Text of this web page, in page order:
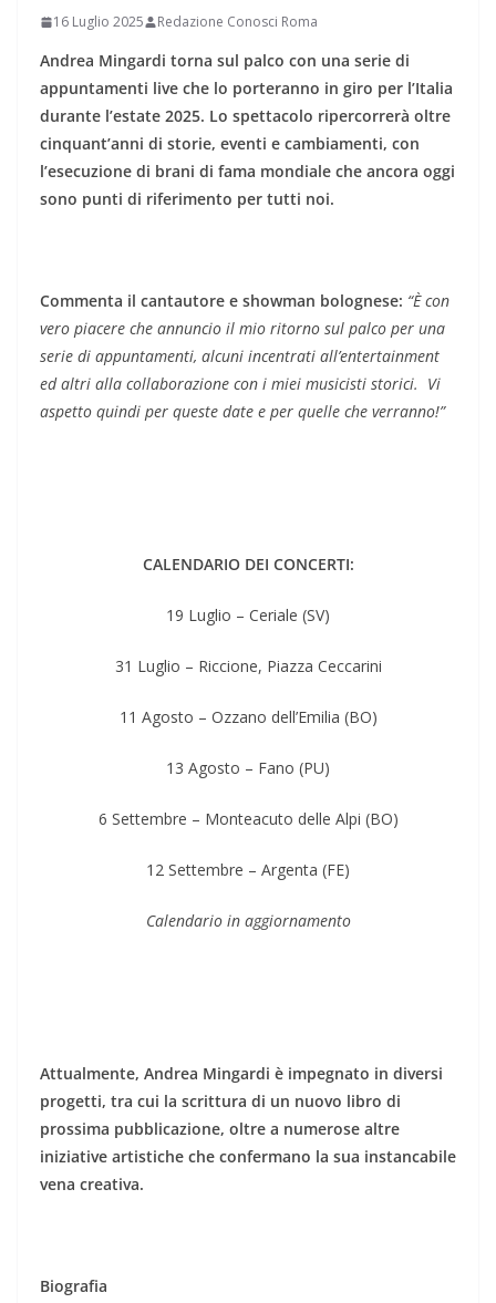
16 Luglio 2025 Redazione Conosci Roma
Andrea Mingardi torna sul palco con una serie di
appuntamenti live che lo porteranno in giro per l’Italia
durante l’estate 2025. Lo spettacolo ripercorrerà oltre
cinquant’anni di storie, eventi e cambiamenti, con
l’esecuzione di brani di fama mondiale che ancora oggi
sono punti di riferimento per tutti noi.
Commenta il cantautore e showman bolognese: “È con
vero piacere che annuncio il mio ritorno sul palco per una
serie di appuntamenti, alcuni incentrati all’entertainment
ed altri alla collaborazione con i miei musicisti storici. Vi
aspetto quindi per queste date e per quelle che verranno!”
CALENDARIO DEI CONCERTI:
19 Luglio – Ceriale (SV)
31 Luglio – Riccione, Piazza Ceccarini
11 Agosto – Ozzano dell’Emilia (BO)
13 Agosto – Fano (PU)
6 Settembre – Monteacuto delle Alpi (BO)
12 Settembre – Argenta (FE)
Calendario in aggiornamento
Attualmente, Andrea Mingardi è impegnato in diversi
progetti, tra cui la scrittura di un nuovo libro di
prossima pubblicazione, oltre a numerose altre
iniziative artistiche che confermano la sua instancabile
vena creativa.
Biografia